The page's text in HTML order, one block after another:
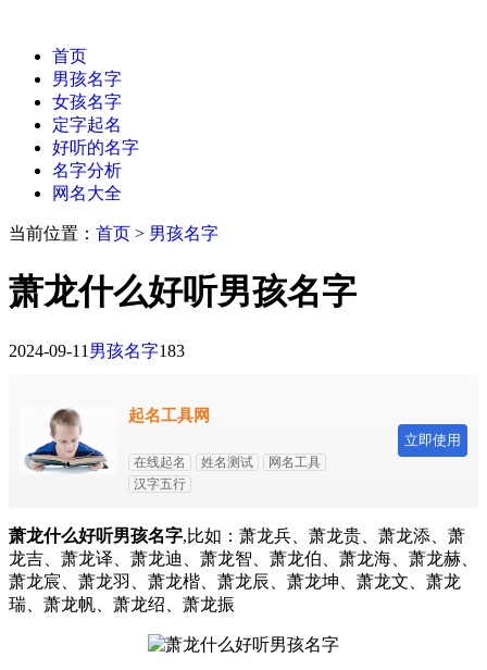
首页
男孩名字
女孩名字
定字起名
好听的名字
名字分析
网名大全
当前位置： 首页 > 男孩名字
萧龙什么好听男孩名字
2024-09-11 男孩名字183
起名工具网
在线起名 姓名测试
网名工具
汉字五行
立即使用
萧龙什么好听男孩名字,比如：萧龙兵、萧龙贵、萧龙添、萧
龙吉、萧龙译、萧龙迪、萧龙智、萧龙伯、萧龙海、萧龙赫、
萧龙宸、萧龙羽、萧龙楷、萧龙辰、萧龙坤、萧龙文、萧龙
瑞、萧龙帆、萧龙绍、萧龙振